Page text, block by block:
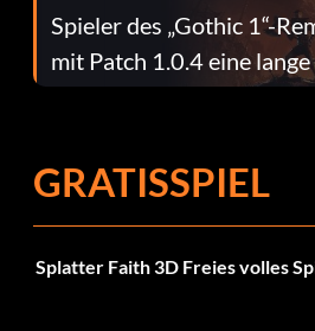
Spieler des „Gothic 1“-
mit Patch 1.0.4 eine lange
Fehlerbehebungen
GRATISSPIEL
Splatter Faith 3D Freies volles